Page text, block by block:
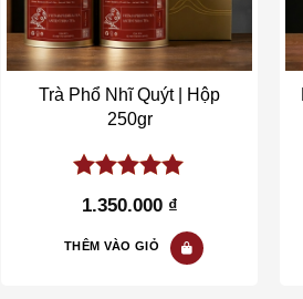
Trà Phổ Nhĩ Quýt | Hộp
250gr
5.00out of
1.350.000 ₫
THÊM VÀO GIỎ